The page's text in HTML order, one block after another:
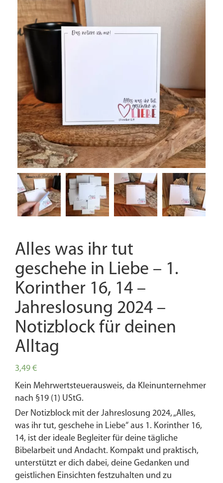
Alles was ihr tut
geschehe in Liebe – 1.
Korinther 16, 14 –
Jahreslosung 2024 –
Notizblock für deinen
Alltag
3,49 €
Kein Mehrwertsteuerausweis, da Kleinunternehmer
nach §19 (1) UStG.
Der Notizblock mit der Jahreslosung 2024, „Alles,
was ihr tut, geschehe in Liebe“ aus 1. Korinther 16,
14, ist der ideale Begleiter für deine tägliche
Bibelarbeit und Andacht. Kompakt und praktisch,
unterstützt er dich dabei, deine Gedanken und
geistlichen Einsichten festzuhalten und zu